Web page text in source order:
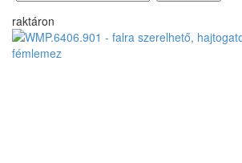
raktáron